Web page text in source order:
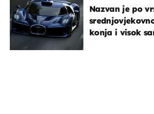
Nazvan je po
konja i visok